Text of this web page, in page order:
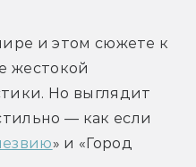
и этом сюжете к
жестокой
Но выглядит
— как если
» и «Город